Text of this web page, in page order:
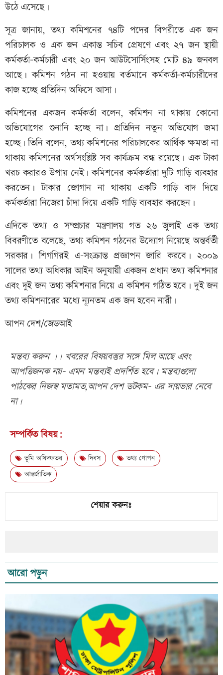
উঠে এসেছে।
সূত্র জানায়, তথ্য কমিশনের ৭৪টি পদের বিপরীতে এক জন
পরিচালক ও এক জন একান্ত সচিব প্রেষণে এবং ২৭ জন স্থায়ী
কর্মকর্তা-কর্মচারী এবং ২০ জন আউটসোর্সিংসহ মোট ৪৯ জনবল
আছে। কমিশন গঠন না হওয়ায় বর্তমানে কর্মকর্তা-কর্মচারীদের
কাজ হচ্ছে প্রতিদিন অফিসে আসা।
কমিশনের একজন কর্মকর্তা বলেন, কমিশন না থাকায় কোনো
অভিযোগের শুনানি হচ্ছে না। প্রতিদিন নতুন অভিযোগ জমা
হচ্ছে। তিনি বলেন, তথ্য কমিশনের পরিচালকের আর্থিক ক্ষমতা না
থাকায় কমিশনের অর্থসংশ্লিষ্ট সব কার্যক্রম বন্ধ রয়েছে। এক টাকা
খরচ করারও উপায় নেই। কমিশনের কর্মকর্তারা দুটি গাড়ি ব্যবহার
করতেন। টাকার জোগান না থাকায় একটি গাড়ি বাদ দিয়ে
কর্মকর্তারা নিজেরা চাঁদা দিয়ে একটি গাড়ি ব্যবহার করছেন।
এদিকে তথ্য ও সম্প্রচার মন্ত্রণালয় গত ২৬ জুলাই এক তথ্য
বিবরণীতে বলেছে, তথ্য কমিশন গঠনের উদ্যোগ নিয়েছে অন্তর্বর্তী
সরকার। শিগগিরই এ-সংক্রান্ত প্রজ্ঞাপন জারি করবে। ২০০৯
সালের তথ্য অধিকার আইন অনুযায়ী একজন প্রধান তথ্য কমিশনার
এবং দুই জন তথ্য কমিশনার নিয়ে এ কমিশন গঠিত হবে। দুই জন
তথ্য কমিশনারের মধ্যে ন্যূনতম এক জন হবেন নারী।
আপন দেশ/জেডআই
মন্তব্য করুন ।। খবরের বিষয়বস্তুর সঙ্গে মিল আছে এবং
আপত্তিজনক নয়- এমন মন্তব্যই প্রদর্শিত হবে। মন্তব্যগুলো
পাঠকের নিজস্ব মতামত,আপন দেশ ডটকম- এর দায়ভার নেবে
না।
সম্পর্কিত বিষয়:
ভূমি অধিদফতর দিবস
তথ্য গোপন
আন্তর্জাতিক
শেয়ার করুনঃ
আরো পড়ুন